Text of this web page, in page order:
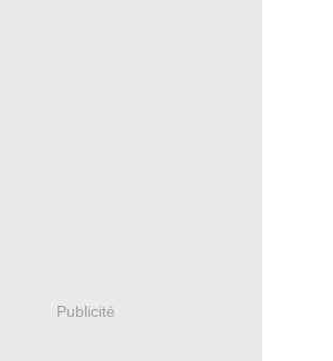
Publicité